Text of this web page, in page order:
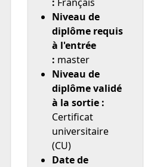
Niveau de
diplôme requis
à l'entrée
: master
Niveau de
diplôme validé
à la sortie :
Certificat
universitaire
(CU)
Date de